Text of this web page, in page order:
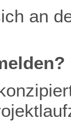
an